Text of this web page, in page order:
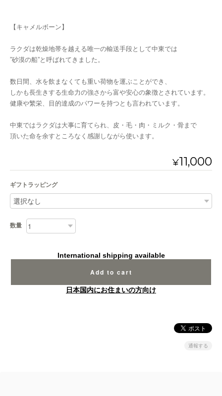
【キャメルボーン】
ラクダは乾燥地帯を越える唯一の輸送手段として中東では
”砂漠の船”と呼ばれてきました。
数日間、水を飲まなくても重い荷物を運ぶことができ、
しかも長生きする生命力の強さから富や安心の象徴とされています。
健康や繁栄、目的達成のパワーを持つとも言われています。
中東ではラクダは大事に育てられ、皮・毛・肉・ミルク・骨まで
頂いた命を余すところなく感謝しながら使います。
¥11,000
ギフトラッピング
数量
International shipping available
Add to cart
日本国内にお住まいの方向け
通報する